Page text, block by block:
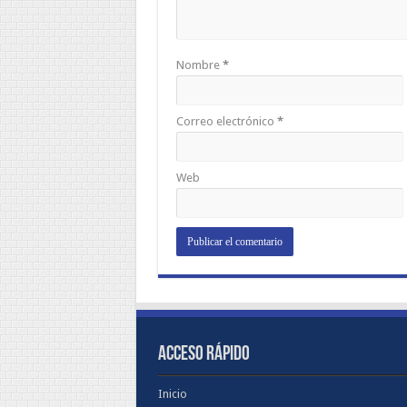
Nombre *
Correo electrónico *
Web
ACCESO RÁPIDO
Inicio